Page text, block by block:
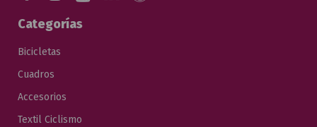
Categorías
Bicicletas
Cuadros
Accesorios
Textil Ciclismo